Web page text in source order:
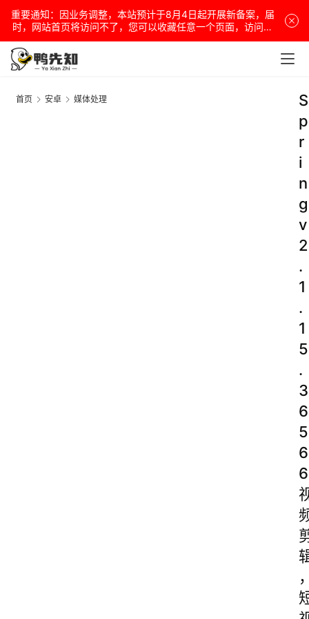
重要通知：因业务调整，本站预计于8月4日起开展新备案，届
时，网站首页将访问不了，您可以收藏任意一个页面，访问网
站！
首页 安卓 媒体处理
S
p
r
i
n
g
v
2
.
1
.
1
5
.
3
6
5
6
6